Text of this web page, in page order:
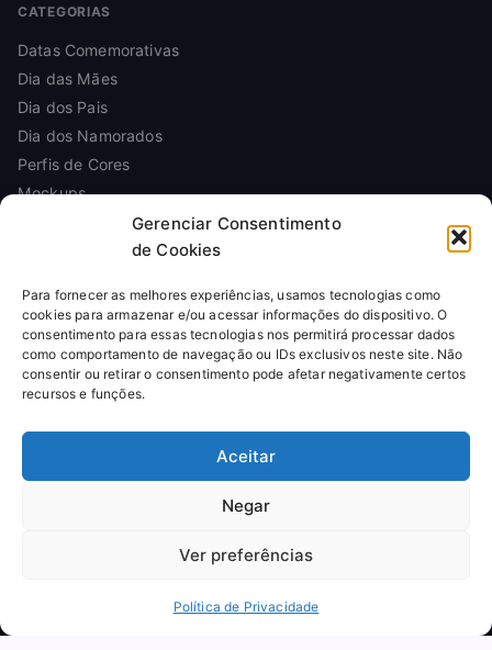
Gerenciar Consentimento
de Cookies
Para fornecer as melhores experiências, usamos tecnologias como
cookies para armazenar e/ou acessar informações do dispositivo. O
consentimento para essas tecnologias nos permitirá processar dados
como comportamento de navegação ou IDs exclusivos neste site. Não
consentir ou retirar o consentimento pode afetar negativamente certos
recursos e funções.
Aceitar
Negar
Ver preferências
Política de Privacidade
CATEGORIAS
Datas Comemorativas
Dia das Mães
Dia dos Pais
Dia dos Namorados
Perfis de Cores
Mockups
Sobre
Contato
Política de Privacidade
Política de Cookies
Licença de Uso
Arte Para Canecas. Todos os direitos reservados.
intermediadores seguros.